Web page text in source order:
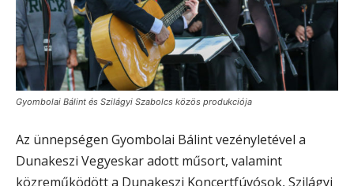
Gyombolai Bálint és Szilágyi Szabolcs közös produkciója
Az ünnepségen Gyombolai Bálint vezényletével a
Dunakeszi Vegyeskar adott műsort, valamint
közreműködött a Dunakeszi Koncertfúvósok, Szilágyi